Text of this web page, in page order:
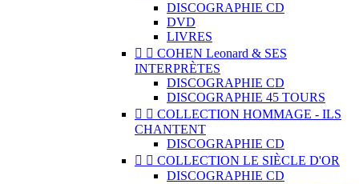
DISCOGRAPHIE CD
DVD
LIVRES
  COHEN Leonard & SES
INTERPRÈTES
DISCOGRAPHIE CD
DISCOGRAPHIE 45 TOURS
  COLLECTION HOMMAGE - ILS
CHANTENT
DISCOGRAPHIE CD
  COLLECTION LE SIÈCLE D'OR
DISCOGRAPHIE CD